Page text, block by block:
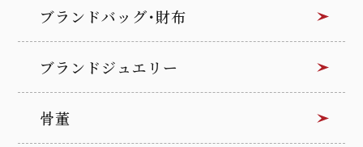
ブランドバッグ･財布
ブランドジュエリー
骨董